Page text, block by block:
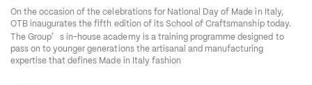
On the occasion of the celebrations for National Day of Made in Italy,
OTB inaugurates the fifth edition of its School of Craftsmanship today.
The Group’s in-house academy is a training programme designed to
pass on to younger generations the artisanal and manufacturing
expertise that defines Made in Italy fashion